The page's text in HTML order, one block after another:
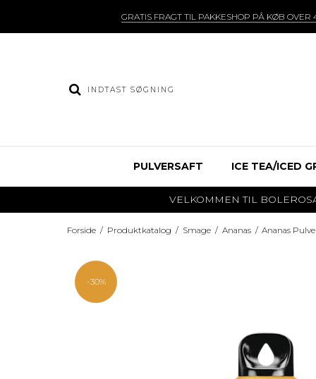
GRATIS FRAGT TIL PAKKESHOP PÅ KØB OVER
PULVERSAFT ICE TEA/ICED
VELKOMMEN TIL
Forside / Produktkatalog / Smage / Ananas / Ananas
-30%